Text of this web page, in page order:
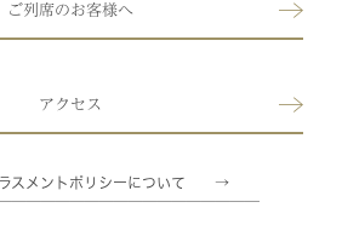
ご列席のお客様へ
アクセス
ラスメントポリシーについて →